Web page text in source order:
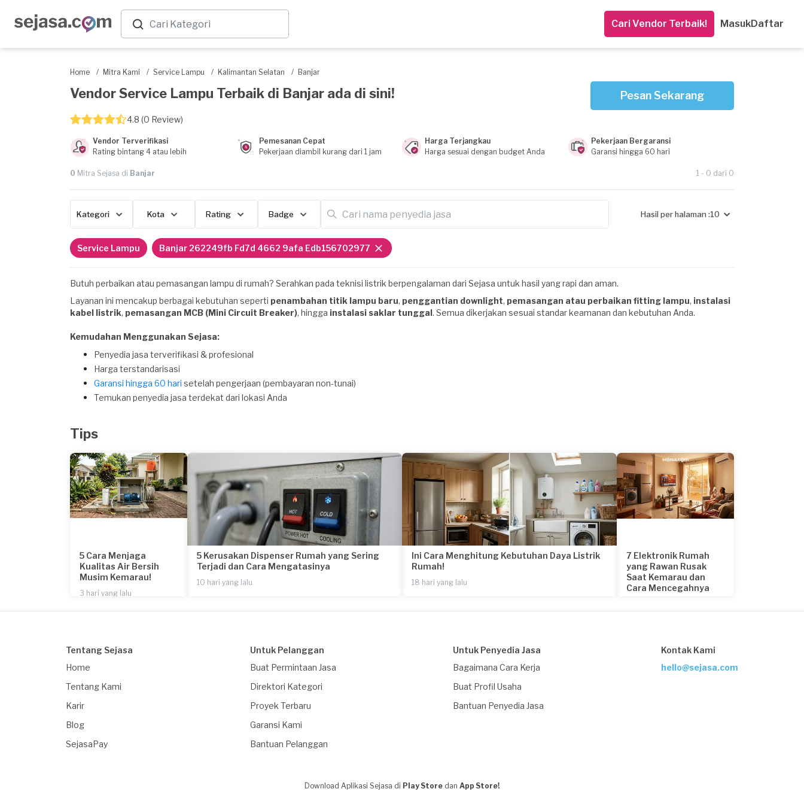
Cari Vendor Terbaik! MasukDaftar
Home / Mitra Kami / Service Lampu / Kalimantan Selatan / Banjar
Vendor Service Lampu Terbaik di Banjar ada di sini!
4.8 (0 Review)
Pesan Sekarang
Vendor Terverifikasi
Rating bintang 4 atau lebih
Pemesanan Cepat
Pekerjaan diambil kurang dari 1 jam
Harga Terjangkau
Harga sesuai dengan budget Anda
Pekerjaan Bergaransi
Garansi hingga 60 hari
0 Mitra Sejasa di Banjar 1 - 0 dari 0
Kategori Kota Rating Badge Hasil per halaman :10
Service Lampu Banjar 262249fb Fd7d 4662 9afa Edb156702977
Butuh perbaikan atau pemasangan lampu di rumah? Serahkan pada teknisi listrik berpengalaman dari Sejasa untuk hasil yang rapi dan aman.
Layanan ini mencakup berbagai kebutuhan seperti penambahan titik lampu baru, penggantian downlight, pemasangan atau perbaikan fitting lampu, instalasi
kabel listrik, pemasangan MCB (Mini Circuit Breaker), hingga instalasi saklar tunggal. Semua dikerjakan sesuai standar keamanan dan kebutuhan Anda.
Kemudahan Menggunakan Sejasa:
Penyedia jasa terverifikasi & profesional
Harga terstandarisasi
Garansi hingga 60 hari setelah pengerjaan (pembayaran non-tunai)
Temukan penyedia jasa terdekat dari lokasi Anda
Tips
5 Cara Menjaga
Kualitas Air Bersih
Musim Kemarau!
3 hari yang lalu
5 Kerusakan Dispenser Rumah yang Sering
Terjadi dan Cara Mengatasinya
10 hari yang lalu
Ini Cara Menghitung Kebutuhan Daya Listrik
Rumah!
18 hari yang lalu
7 Elektronik Rumah
yang Rawan Rusak
Saat Kemarau dan
Cara Mencegahnya
Tentang Sejasa
Home
Tentang Kami
Karir
Blog
SejasaPay
Untuk Pelanggan
Buat Permintaan Jasa
Direktori Kategori
Proyek Terbaru
Garansi Kami
Bantuan Pelanggan
Untuk Penyedia Jasa
Bagaimana Cara Kerja
Buat Profil Usaha
Bantuan Penyedia Jasa
Kontak Kami
hello@sejasa.com
Download Aplikasi Sejasa di Play Store dan App Store!